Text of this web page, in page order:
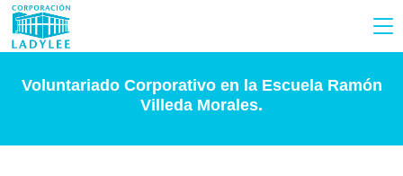
Voluntariado Corporativo en la Escuela Ramón
Villeda Morales.